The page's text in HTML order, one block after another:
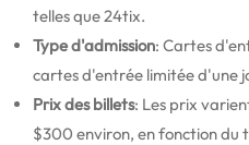
telles que 24tix.
Type d'admission: Cartes
cartes d'entrée limitée d'une
Prix des billets: Les prix
$300 environ, en fonction du